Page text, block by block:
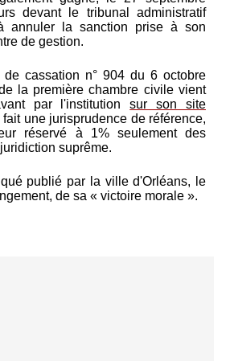
devant le tribunal administratif
annuler la sanction prise à son
de gestion.
de cassation n° 904 du 6 octobre
la première chambre civile vient
par l'institutionsur son site
une jurisprudence de référence,
réservé à 1% seulement des
suprême.
publié par la ville d'Orléans, le
de sa « victoire morale ».